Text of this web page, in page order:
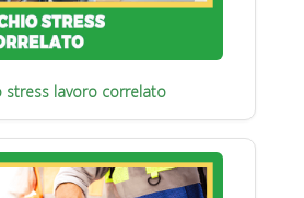
stress lavoro correlato